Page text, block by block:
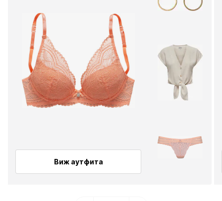
Виж аутфита